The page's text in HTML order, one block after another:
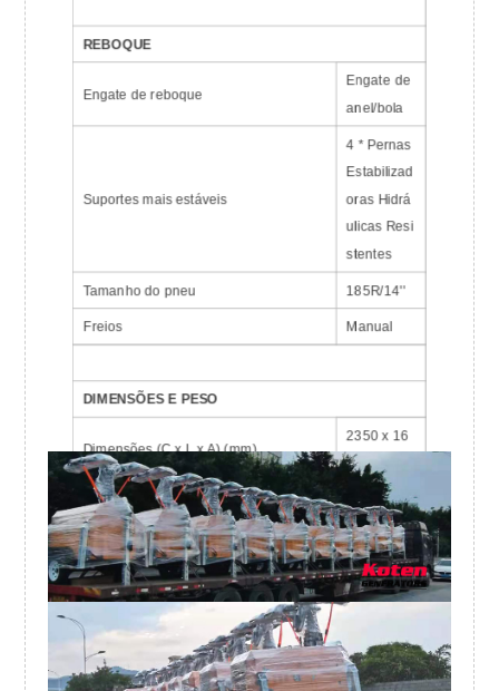
REBOQUE
Engate de reboque
Engate de
anel/bola
Suportes mais estáveis
4 * Pernas
Estabilizad
oras Hidrá
ulicas Resi
stentes
Tamanho do pneu 185R/14''
Freios Manual
DIMENSÕES E PESO
Dimensões (C x L x A) (mm)
2350 x 16
00 x 2500
Peso (kg) 1150
Carga do Contêiner (20GP/40HQ)
conjuntos
de 4/8